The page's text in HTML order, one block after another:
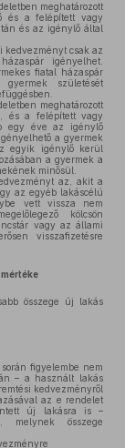
meghatározott
és a felépített vagy
és az igénylő által
kedvezményt csak az
igényelhet.
fiatal házaspár
születését
meghatározott
és a felépített vagy
egy éve az igénylő
a gyermek
egyik igénylő kerül
a gyermek a
minősül.
az, akit a
az egyéb lakáscélú
vett vissza nem
kölcsön
vagy az állami
visszafizetésre
összege új lakás
figyelembe nem
– a használt lakás
kedvezményről
az e rendelet
új lakásra is –
melynek összege